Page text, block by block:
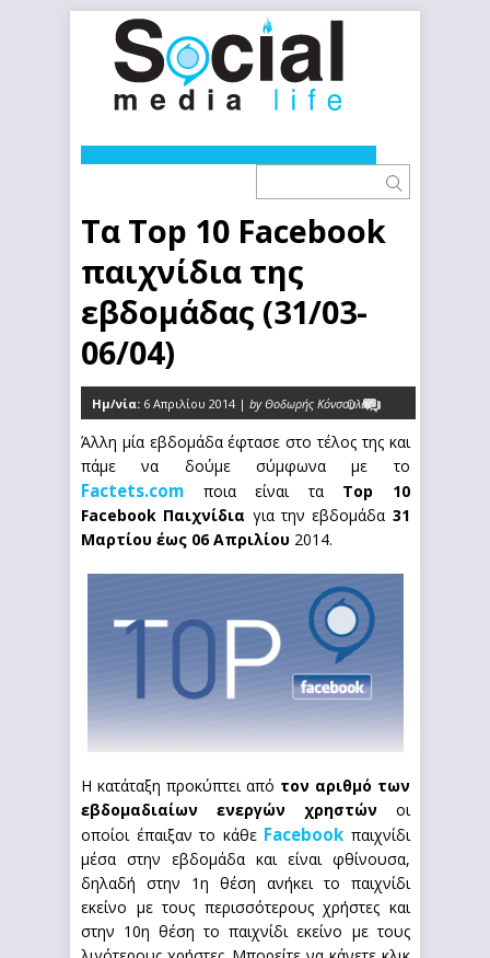
Τα Top 10 Facebook
παιχνίδια της
εβδομάδας (31/03-
06/04)
Ημ/νία: 6 Απριλίου 2014 | by Θοδωρής Κόνσουλας
0
Άλλη μία εβδομάδα έφτασε στο τέλος της και
πάμε να δούμε σύμφωνα με το
Factets.com ποια είναι τα Top 10
Facebook Παιχνίδια για την εβδομάδα 31
Μαρτίου έως 06 Απριλίου 2014.
Η κατάταξη προκύπτει από τον αριθμό των
εβδομαδιαίων ενεργών χρηστώνοι
οποίοι έπαιξαν το κάθε Facebook παιχνίδι
μέσα στην εβδομάδα και είναι φθίνουσα,
δηλαδή στην 1η θέση ανήκει το παιχνίδι
εκείνο με τους περισσότερους χρήστες και
στην 10η θέση το παιχνίδι εκείνο με τους